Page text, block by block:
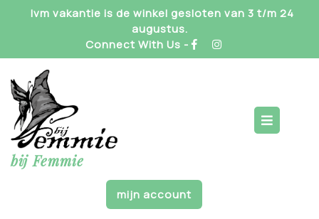
Ivm vakantie is de winkel gesloten van 3 t/m 24
augustus.
Connect With Us -
bij Femmie
mijn account